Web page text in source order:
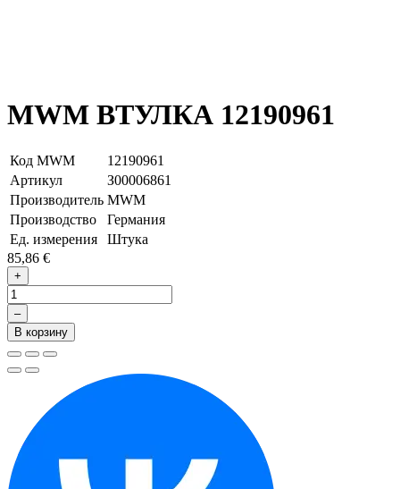
MWM ВТУЛКА 12190961
Код MWM
12190961
Артикул
З00006861
Производитель MWM
Производство
Германия
Ед. измерения
Штука
85,86 €
+
–
В корзину